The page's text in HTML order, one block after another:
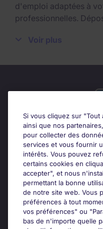
d'emploi adaptées à
professionnelles.
Offres d'emploi de
clients, leurs ventes et
d’emploi de
commercial grands
chef des ventes et
pas à vous abonnez à
informé dès qu’une
correspondant à votre
notre site.
Pourquoi choisir un
commercial ?
Voir plus
Candidats
Entreprises
Contact
Si vous cliquez sur
ainsi que nos
pour collecter des
services et vous fournir
intérêts. Vous pouvez
certains cookies en
accepter", et nous
permettant la bonne
de notre site web. Vous
préférences à tout
vos préférences" ou
bas de n'importe quelle